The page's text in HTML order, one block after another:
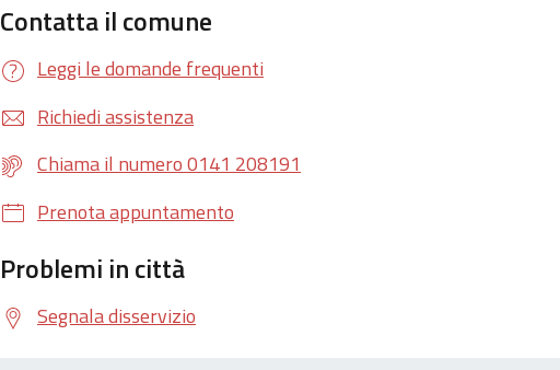
Contatta il comune
Leggi le domande frequenti
Richiedi assistenza
Chiama il numero 0141 208191
Prenota appuntamento
Problemi in città
Segnala disservizio